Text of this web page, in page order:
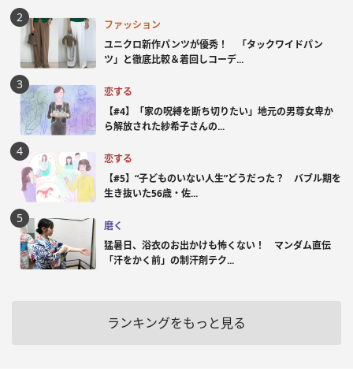
ファッション
ユニクロ新作パンツが優秀！ 「タックワイドパン
ツ」と徹底比較＆着回しコーデ...
恋する
【#4】「家の呪縛を断ち切りたい」地元の男尊女卑か
ら解放された紗希子さんの...
恋する
【#5】“子どものいない人生”どうだった？ バブル期を
生き抜いた56歳・佐...
磨く
猛暑日、浴衣のお出かけも怖くない！ マンダム直伝
「汗をかく前」の制汗剤テク...
ランキングをもっと見る